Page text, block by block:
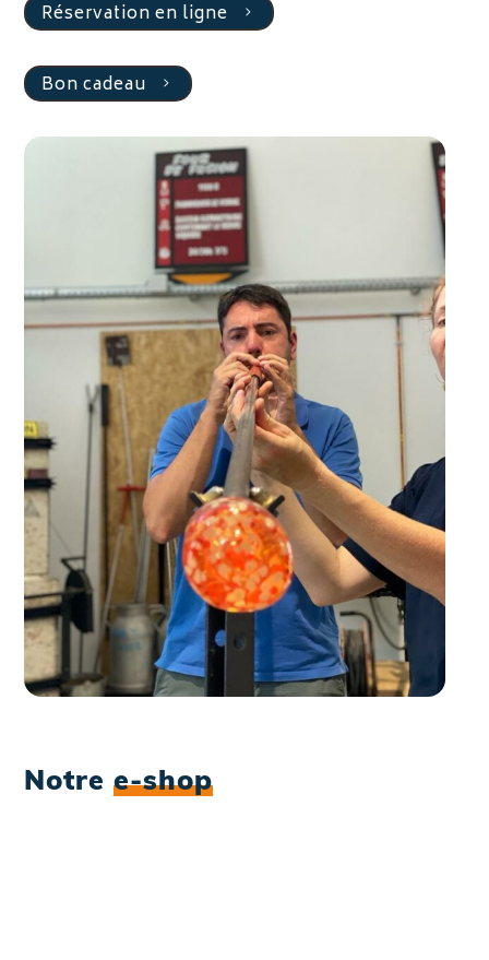
Réservation en ligne
Bon cadeau
Notree-shop